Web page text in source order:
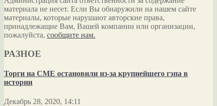
материала не несет. Если Вы обнаружили на нашем сайте
материалы, которые нарушают авторские права,
принадлежащие Вам, Вашей компании или организации,
пожалуйста, сообщите нам.
РАЗНОЕ
Торги на CME остановили из-за крупнейшего гэпа в
истории
Декабрь 28, 2020, 14:11